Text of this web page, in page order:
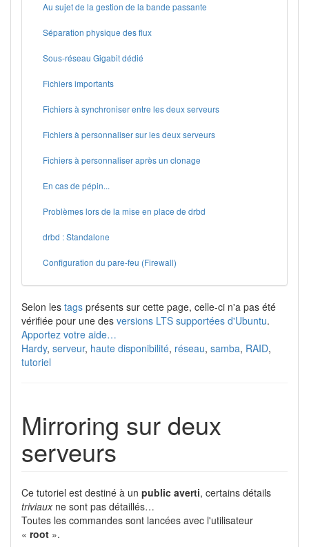
Au sujet de la gestion de la bande passante
Séparation physique des flux
Sous-réseau Gigabit dédié
Fichiers importants
Fichiers à synchroniser entre les deux serveurs
Fichiers à personnaliser sur les deux serveurs
Fichiers à personnaliser après un clonage
En cas de pépin...
Problèmes lors de la mise en place de drbd
drbd : Standalone
Configuration du pare-feu (Firewall)
Selon les tags présents sur cette page, celle-ci n'a pas été
vérifiée pour une des versions LTS supportées d'Ubuntu.
Apportez votre aide…
Hardy, serveur, haute disponibilité, réseau, samba, RAID,
tutoriel
Mirroring sur deux
serveurs
Ce tutoriel est destiné à un public averti, certains détails
triviauxne sont pas détaillés…
Toutes les commandes sont lancées avec l'utilisateur
« root ».